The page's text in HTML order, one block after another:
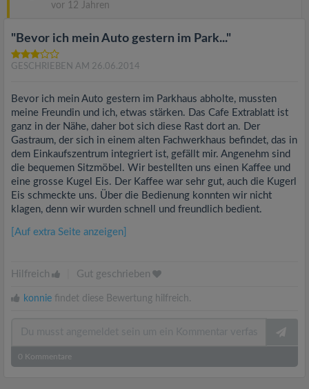
vor 12 Jahren
"Bevor ich mein Auto gestern im Park..."
GESCHRIEBEN AM 26.06.2014
Bevor ich mein Auto gestern im Parkhaus abholte, mussten
meine Freundin und ich, etwas stärken. Das Cafe Extrablatt ist
ganz in der Nähe, daher bot sich diese Rast dort an. Der
Gastraum, der sich in einem alten Fachwerkhaus befindet, das in
dem Einkaufszentrum integriert ist, gefällt mir. Angenehm sind
die bequemen Sitzmöbel. Wir bestellten uns einen Kaffee und
eine grosse Kugel Eis. Der Kaffee war sehr gut, auch die Kugerl
Eis schmeckte uns. Über die Bedienung konnten wir nicht
klagen, denn wir wurden schnell und freundlich bedient.
[Auf extra Seite anzeigen]
Hilfreich Gut geschrieben
konnie findet diese Bewertung hilfreich.
0 Kommentare